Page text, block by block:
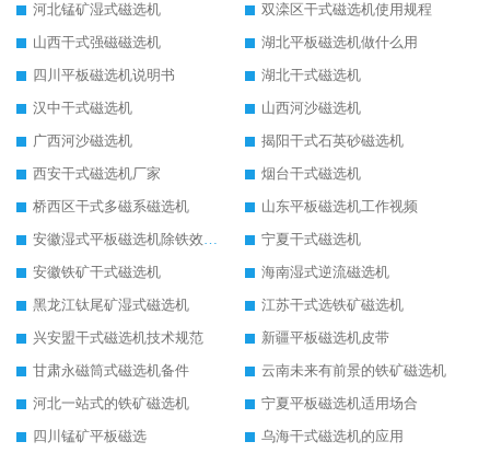
河北锰矿湿式磁选机
双滦区干式磁选机使用规程
山西干式强磁磁选机
湖北平板磁选机做什么用
四川平板磁选机说明书
湖北干式磁选机
汉中干式磁选机
山西河沙磁选机
广西河沙磁选机
揭阳干式石英砂磁选机
西安干式磁选机厂家
烟台干式磁选机
桥西区干式多磁系磁选机
山东平板磁选机工作视频
安徽湿式平板磁选机除铁效果怎么样
宁夏干式磁选机
安徽铁矿干式磁选机
海南湿式逆流磁选机
黑龙江钛尾矿湿式磁选机
江苏干式选铁矿磁选机
兴安盟干式磁选机技术规范
新疆平板磁选机皮带
甘肃永磁筒式磁选机备件
云南未来有前景的铁矿磁选机
河北一站式的铁矿磁选机
宁夏平板磁选机适用场合
四川锰矿平板磁选
乌海干式磁选机的应用